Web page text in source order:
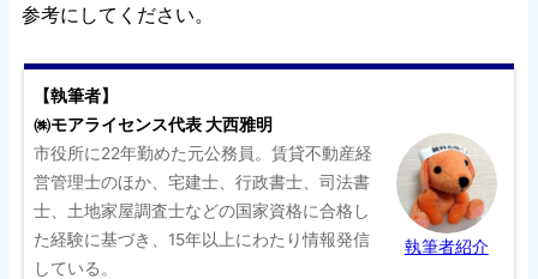
参考にしてください。
【執筆者】
㈱モアライセンス代表 大西雅明
市役所に22年勤めた元公務員。賃貸不動産経
営管理士のほか、宅建士、行政書士、司法書
士、土地家屋調査士などの国家資格に合格し
た経験に基づき、15年以上にわたり情報発信
している。
執筆者紹介